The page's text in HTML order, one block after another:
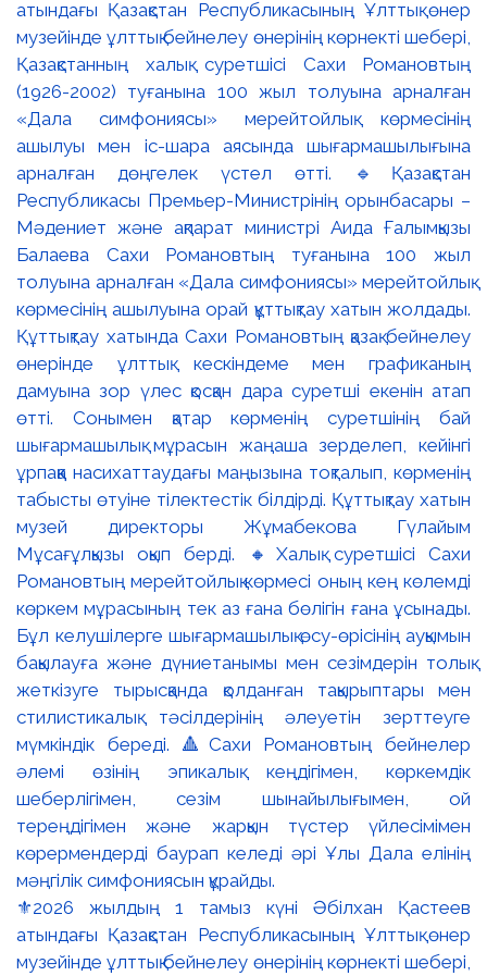
⚜️2026 жылдың 1 тамыз күні Әбілхан Қастеев
атындағы Қазақстан Республикасының Ұлттық өнер
музейінде ұлттық бейнелеу өнерінің көрнекті шебері,